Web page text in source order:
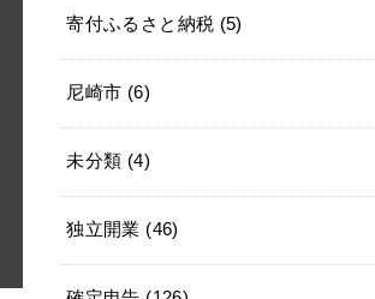
寄付ふるさと納税 (5)
尼崎市 (6)
未分類 (4)
独立開業 (46)